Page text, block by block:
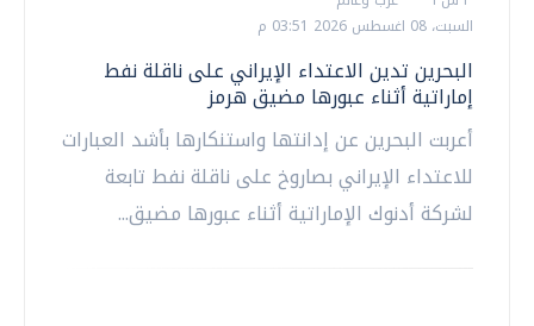
السبت، 08 اغسطس 2026 03:51 م
البحرين تدين الاعتداء الإيراني على ناقلة نفط
إماراتية أثناء عبورها مضيق هرمز
أعربت البحرين عن إدانتها واستنكارها بأشد العبارات
للاعتداء الإيراني بصاروخ على ناقلة نفط تابعة
لشركة أدنوك الإماراتية أثناء عبورها مضيق...